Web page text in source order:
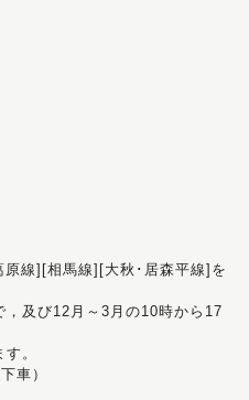
線][相馬線][大秋･居森平線]を
及び12月～3月の10時から17
。
車）